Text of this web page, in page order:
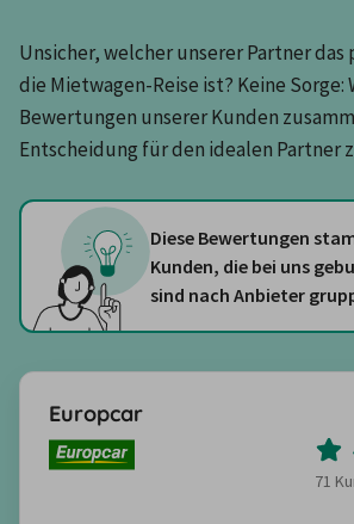
Unsicher, welcher unserer Partner
die Mietwagen-Reise ist? Keine Sorge:
Bewertungen unserer Kunden
Entscheidung für den idealen Partner
Diese Bewertungen
Kunden, die bei uns
sind nach Anbieter
Europcar
71